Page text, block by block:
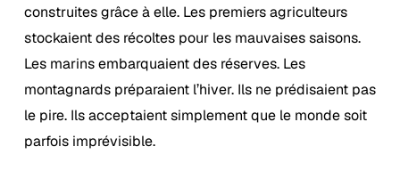
construites grâce à elle. Les premiers agriculteurs
stockaient des récoltes pour les mauvaises saisons.
Les marins embarquaient des réserves. Les
montagnards préparaient l’hiver. Ils ne prédisaient pas
le pire. Ils acceptaient simplement que le monde soit
parfois imprévisible.